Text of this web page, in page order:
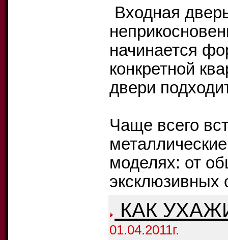
Входная
начинается
конкретной
двери
Чаще всего
моделях: от
эксклюзивных
КАК
01.04.2011г.